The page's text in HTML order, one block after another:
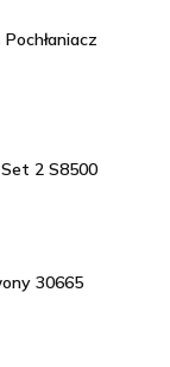
2 S8500
30665